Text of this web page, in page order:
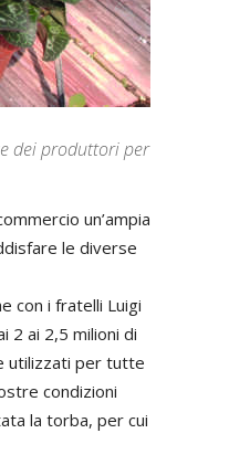
dei produttori per
un’ampia
le diverse
con i fratelli Luigi
2 ai 2,5 milioni di
utilizzati per tutte
condizioni
la torba, per cui